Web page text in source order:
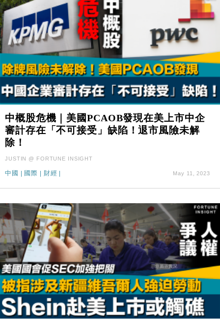
中概股危機｜美國PCAOB發現在美上市中企
審計存在「不可接受」缺陷！退市風險未解
除！
JUSTIN @ FORTUNE INSIGHT
中國 國際 財經 May 11, 2023